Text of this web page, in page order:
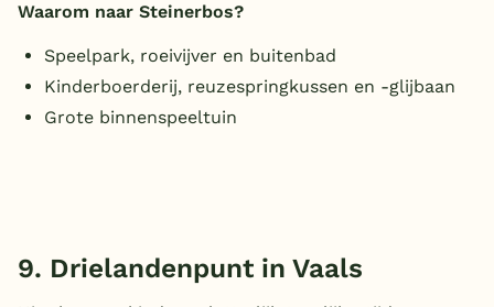
Waarom naar Steinerbos?
Speelpark, roeivijver en buitenbad
Kinderboerderij, reuzespringkussen en -glijbaan
Grote binnenspeeltuin
9. Drielandenpunt in Vaals